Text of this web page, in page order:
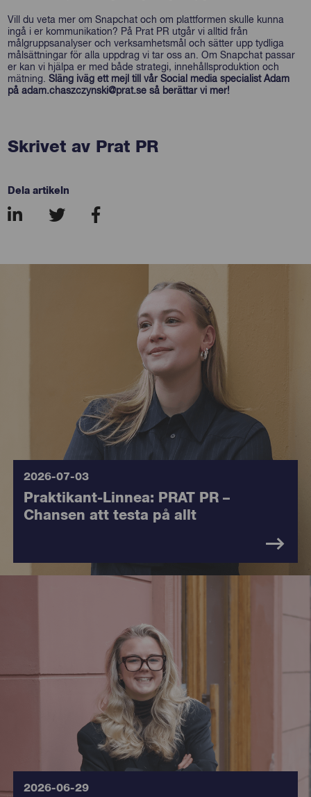
Vill du veta mer om Snapchat och om plattformen skulle kunna
ingå i er kommunikation? På Prat PR utgår vi alltid från
målgruppsanalyser och verksamhetsmål och sätter upp tydliga
målsättningar för alla uppdrag vi tar oss an. Om Snapchat passar
er kan vi hjälpa er med både strategi, innehållsproduktion och
mätning.Släng iväg ett mejl till vår Social media specialist Adam
på adam.chaszczynski@prat.se så berättar vi mer!
Skrivet av Prat PR
Dela artikeln
2026-07-03
Praktikant-Linnea: PRAT PR –
Chansen att testa på allt
2026-06-29